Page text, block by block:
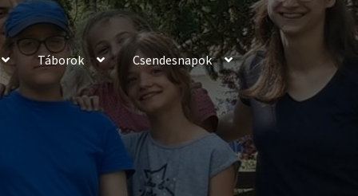
Táborok Csendesnapok